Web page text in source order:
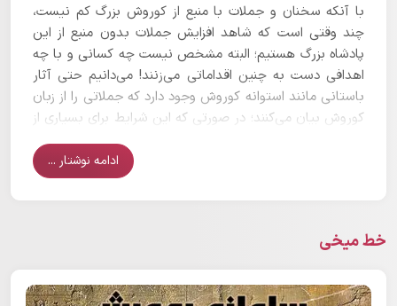
با آنکه سخنان و جملات با منبع از کوروش بزرگ کم نیست،
چند وقتی است که شاهد افزایش جملات بدون منبع از این
پادشاه بزرگ هستیم؛ البته مشخص نیست چه کسانی و با چه
اهدافی دست به چنین اقداماتی می‌زنند! می‌دانیم حتی آثار
باستانی مانند استوانه کوروش وجود دارد که جملاتی را از زبان
کوروش بیان می‌کنند؛ در صورتی که این شرایط برای بسیاری از
بزرگان تاریخ وجود ندارد! همچنین در منابع یونانی و یهودی
هم جملاتی از زبان کوروش بیان شده است و اکثر این جملات
حکمت آمیز و بازگوکننده یک روحیه صلح طلبانه است.
ادامه نوشتار ...
خط میخی